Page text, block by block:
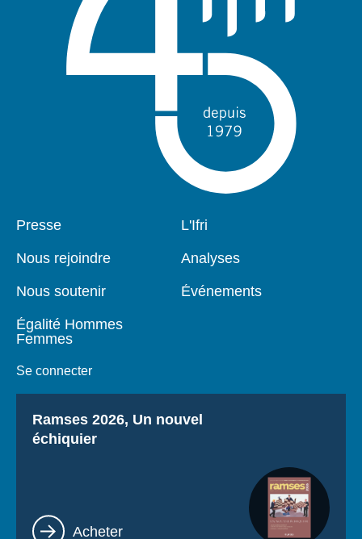
Pied
Presse
Nous rejoindre
Nous soutenir
Égalité Hommes
Femmes
Se connecter
Navigation
L'Ifri
Analyses
Événements
Titre
Ramses 2026, Un nouvel
échiquier
Lien
Acheter